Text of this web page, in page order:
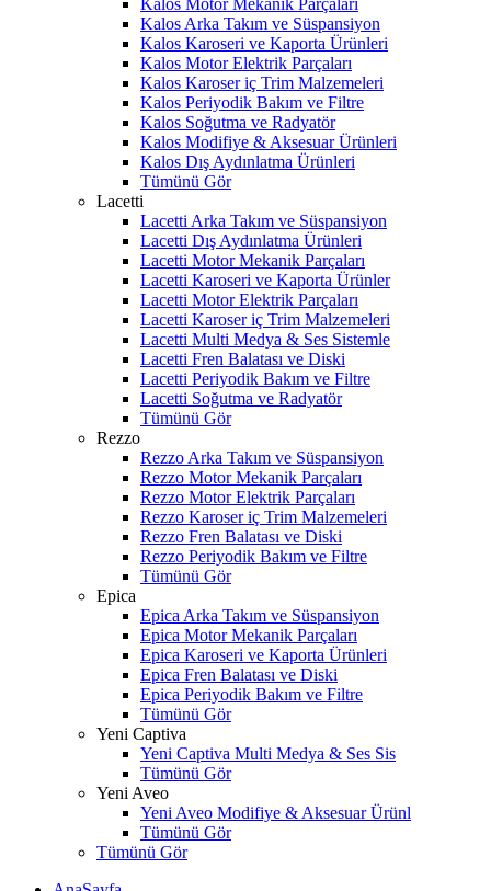
Kalos Motor Mekanik Parçaları
Kalos Arka Takım ve Süspansiyon
Kalos Karoseri ve Kaporta Ürünleri
Kalos Motor Elektrik Parçaları
Kalos Karoser iç Trim Malzemeleri
Kalos Periyodik Bakım ve Filtre
Kalos Soğutma ve Radyatör
Kalos Modifiye & Aksesuar Ürünleri
Kalos Dış Aydınlatma Ürünleri
Tümünü Gör
Lacetti
Lacetti Arka Takım ve Süspansiyon
Lacetti Dış Aydınlatma Ürünleri
Lacetti Motor Mekanik Parçaları
Lacetti Karoseri ve Kaporta Ürünler
Lacetti Motor Elektrik Parçaları
Lacetti Karoser iç Trim Malzemeleri
Lacetti Multi Medya & Ses Sistemle
Lacetti Fren Balatası ve Diski
Lacetti Periyodik Bakım ve Filtre
Lacetti Soğutma ve Radyatör
Tümünü Gör
Rezzo
Rezzo Arka Takım ve Süspansiyon
Rezzo Motor Mekanik Parçaları
Rezzo Motor Elektrik Parçaları
Rezzo Karoser iç Trim Malzemeleri
Rezzo Fren Balatası ve Diski
Rezzo Periyodik Bakım ve Filtre
Tümünü Gör
Epica
Epica Arka Takım ve Süspansiyon
Epica Motor Mekanik Parçaları
Epica Karoseri ve Kaporta Ürünleri
Epica Fren Balatası ve Diski
Epica Periyodik Bakım ve Filtre
Tümünü Gör
Yeni Captiva
Yeni Captiva Multi Medya & Ses Sis
Tümünü Gör
Yeni Aveo
Yeni Aveo Modifiye & Aksesuar Ürünl
Tümünü Gör
Tümünü Gör